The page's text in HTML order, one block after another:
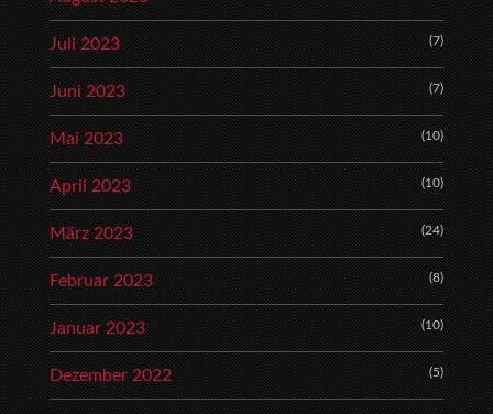
Juli 2023 (7)
Juni 2023 (7)
Mai 2023 (10)
April 2023 (10)
März 2023 (24)
Februar 2023 (8)
Januar 2023 (10)
Dezember 2022 (5)